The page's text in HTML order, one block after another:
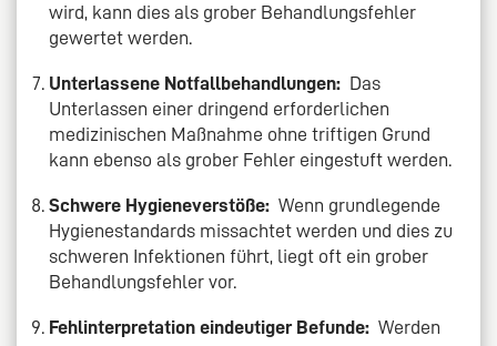
wird, kann dies als grober Behandlungsfehler
gewertet werden.
Unterlassene Notfallbehandlungen: Das
Unterlassen einer dringend erforderlichen
medizinischen Maßnahme ohne triftigen Grund
kann ebenso als grober Fehler eingestuft werden.
Schwere Hygieneverstöße: Wenn grundlegende
Hygienestandards missachtet werden und dies zu
schweren Infektionen führt, liegt oft ein grober
Behandlungsfehler vor.
Fehlinterpretation eindeutiger Befunde: Werden